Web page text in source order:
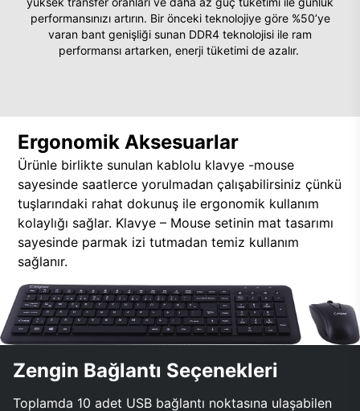
performansınızı artırın. Bir önceki teknolojiye göre %50’ye
varan bant genişliği sunan DDR4 teknolojisi ile ram
performansı artarken, enerji tüketimi de azalır.
Ergonomik Aksesuarlar
Ürünle birlikte sunulan kablolu klavye -mouse
sayesinde saatlerce yorulmadan çalışabilirsiniz çünkü
tuşlarındaki rahat dokunuş ile ergonomik kullanım
kolaylığı sağlar. Klavye – Mouse setinin mat tasarımı
sayesinde parmak izi tutmadan temiz kullanım
sağlanır.
Zengin Bağlantı Seçenekleri
Toplamda 10 adet USB bağlantı noktasına ulaşabilen